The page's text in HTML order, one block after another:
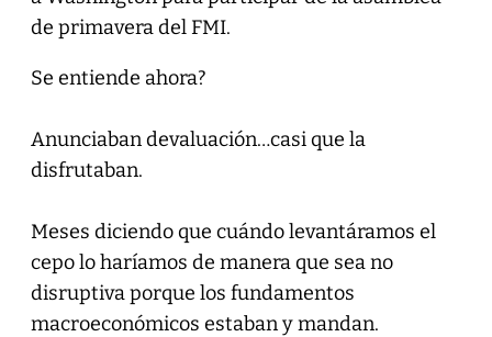
de primavera del FMI.
Se entiende ahora?
Anunciaban devaluación…casi que la
disfrutaban.
Meses diciendo que cuándo levantáramos el
cepo lo haríamos de manera que sea no
disruptiva porque los fundamentos
macroeconómicos estaban y mandan.